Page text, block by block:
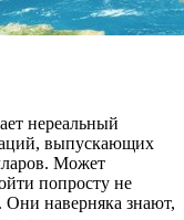
нереальный
выпускающих
Может
попросту не
Они наверняка знают,